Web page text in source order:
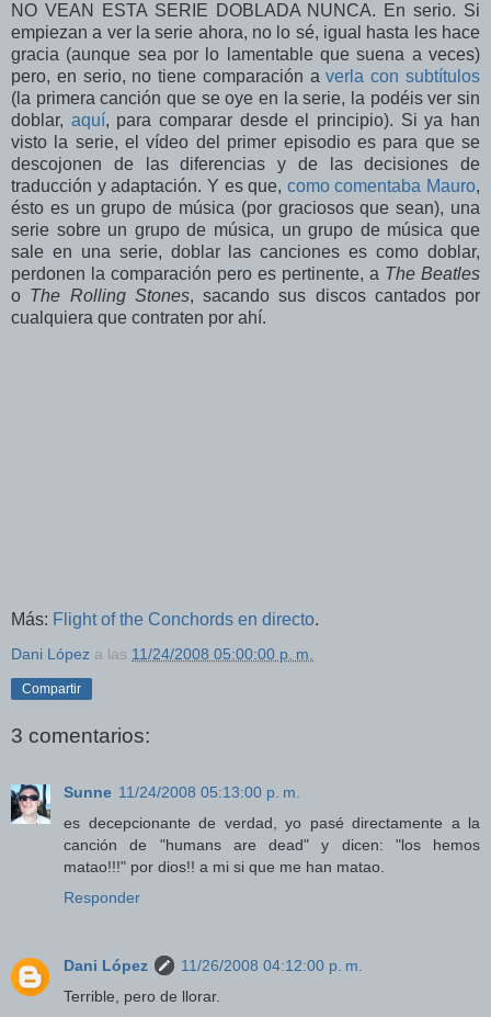
NO VEAN ESTA SERIE DOBLADA NUNCA. En serio. Si
empiezan a ver la serie ahora, no lo sé, igual hasta les hace
gracia (aunque sea por lo lamentable que suena a veces)
pero, en serio, no tiene comparación averla con subtítulos
(la primera canción que se oye en la serie, la podéis ver sin
doblar, aquí, para comparar desde el principio). Si ya han
visto la serie, el vídeo del primer episodio es para que se
descojonen de las diferencias y de las decisiones de
traducción y adaptación. Y es que, como comentaba Mauro,
ésto es un grupo de música (por graciosos que sean), una
serie sobre un grupo de música, un grupo de música que
sale en una serie, doblar las canciones es como doblar,
perdonen la comparación pero es pertinente, a The Beatles
o The Rolling Stones, sacando sus discos cantados por
cualquiera que contraten por ahí.
Más: Flight of the Conchords en directo.
Dani López a las 11/24/2008 05:00:00 p. m.
Compartir
3 comentarios:
Sunne 11/24/2008 05:13:00 p. m.
es decepcionante de verdad, yo pasé directamente a la
canción de "humans are dead" y dicen: "los hemos
matao!!!" por dios!! a mi si que me han matao.
Responder
Dani López
11/26/2008 04:12:00 p. m.
Terrible, pero de llorar.